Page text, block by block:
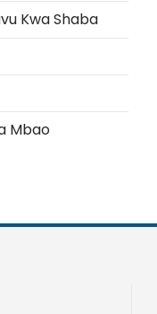
Kwa Shaba
Mbao